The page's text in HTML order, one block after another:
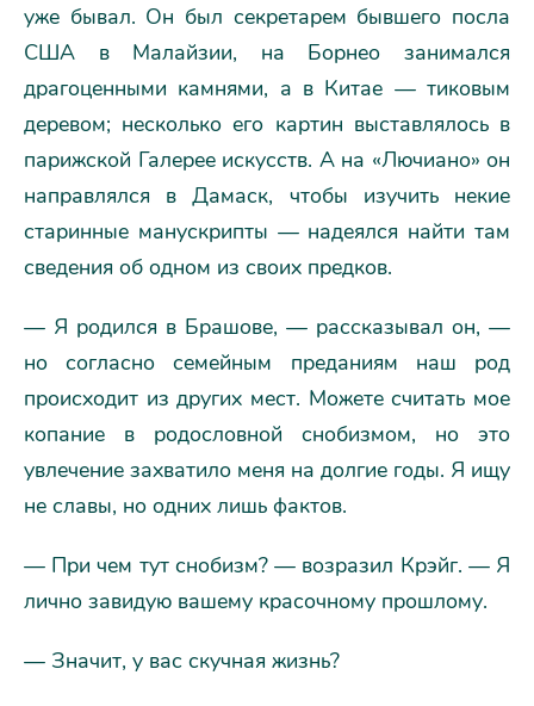
уже бывал. Он был секретарем бывшего посла
США в Малайзии, на Борнео занимался
драгоценными камнями, а в Китае — тиковым
деревом; несколько его картин выставлялось в
парижской Галерее искусств. А на «Лючиано» он
направлялся в Дамаск, чтобы изучить некие
старинные манускрипты — надеялся найти там
сведения об одном из своих предков.
— Я родился в Брашове, — рассказывал он, —
но согласно семейным преданиям наш род
происходит из других мест. Можете считать мое
копание в родословной снобизмом, но это
увлечение захватило меня на долгие годы. Я ищу
не славы, но одних лишь фактов.
— При чем тут снобизм? — возразил Крэйг. — Я
лично завидую вашему красочному прошлому.
— Значит, у вас скучная жизнь?